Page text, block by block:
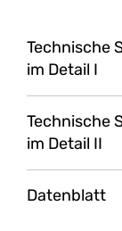
Technische
im Detail I
Funktionen
Technische
im Detail II
Funktion für
Datenblatt